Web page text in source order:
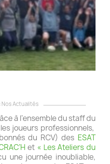
Nos Actualités
à l’ensemble du staff du
joueurs professionnels,
du RCV) des ESAT
et « Les Ateliers du
une journée inoubliable,